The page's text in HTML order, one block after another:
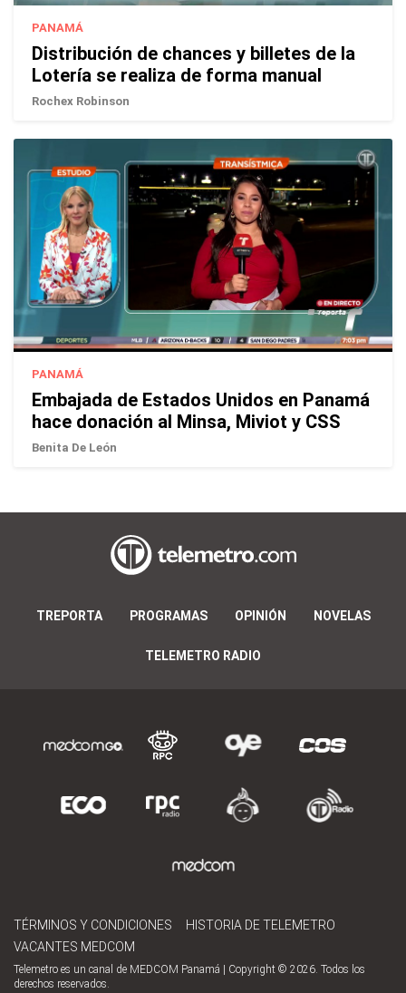
PANAMÁ
Distribución de chances y billetes de la
Lotería se realiza de forma manual
Rochex Robinson
PANAMÁ
Embajada de Estados Unidos en Panamá
hace donación al Minsa, Miviot y CSS
Benita De León
TREPORTA PROGRAMAS OPINIÓN NOVELAS
TELEMETRO RADIO
TÉRMINOS Y CONDICIONES
HISTORIA DE TELEMETRO
VACANTES MEDCOM
Telemetro es un canal de MEDCOM Panamá | Copyright © 2026. Todos los
derechos reservados.